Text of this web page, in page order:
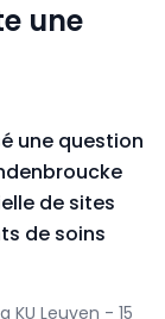
une
une question
de sites
de soins
Leuven - 15